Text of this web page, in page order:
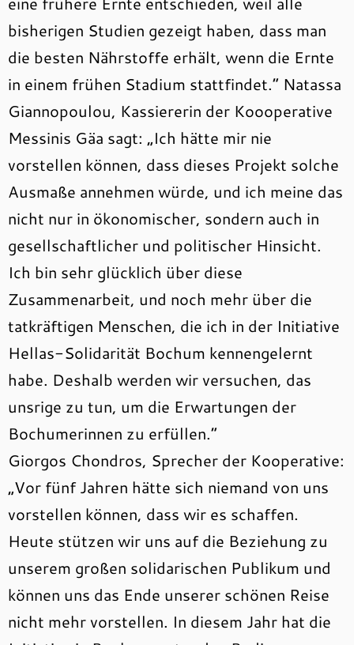
bisherigen Studien gezeigt haben, dass man
die besten Nährstoffe erhält, wenn die Ernte
in einem frühen Stadium stattfindet.“ Natassa
Giannopoulou, Kassiererin der Koooperative
Messinis Gäa sagt: „Ich hätte mir nie
vorstellen können, dass dieses Projekt solche
Ausmaße annehmen würde, und ich meine das
nicht nur in ökonomischer, sondern auch in
gesellschaftlicher und politischer Hinsicht.
Ich bin sehr glücklich über diese
Zusammenarbeit, und noch mehr über die
tatkräftigen Menschen, die ich in der Initiative
Hellas-Solidarität Bochum kennengelernt
habe. Deshalb werden wir versuchen, das
unsrige zu tun, um die Erwartungen der
Bochumerinnen zu erfüllen.“
Giorgos Chondros, Sprecher der Kooperative:
„Vor fünf Jahren hätte sich niemand von uns
vorstellen können, dass wir es schaffen.
Heute stützen wir uns auf die Beziehung zu
unserem großen solidarischen Publikum und
können uns das Ende unserer schönen Reise
nicht mehr vorstellen. In diesem Jahr hat die